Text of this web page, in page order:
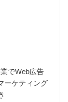
でWeb広告
ーケティング